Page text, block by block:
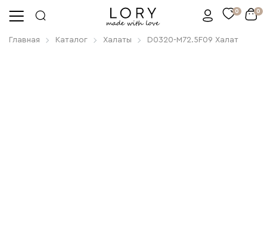
0 0
Главная Каталог Халаты D0320-M72.5F09 Халат